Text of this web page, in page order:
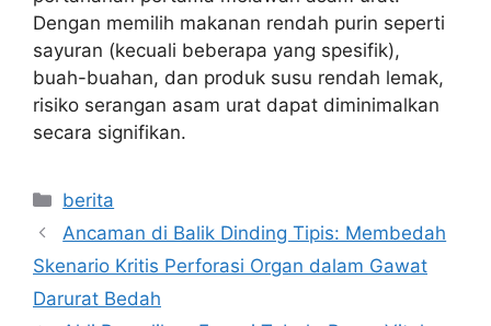
Dengan memilih makanan rendah purin seperti
sayuran (kecuali beberapa yang spesifik),
buah-buahan, dan produk susu rendah lemak,
risiko serangan asam urat dapat diminimalkan
secara signifikan.
Kategori
berita
Ancaman di Balik Dinding Tipis: Membedah
Skenario Kritis Perforasi Organ dalam Gawat
Darurat Bedah